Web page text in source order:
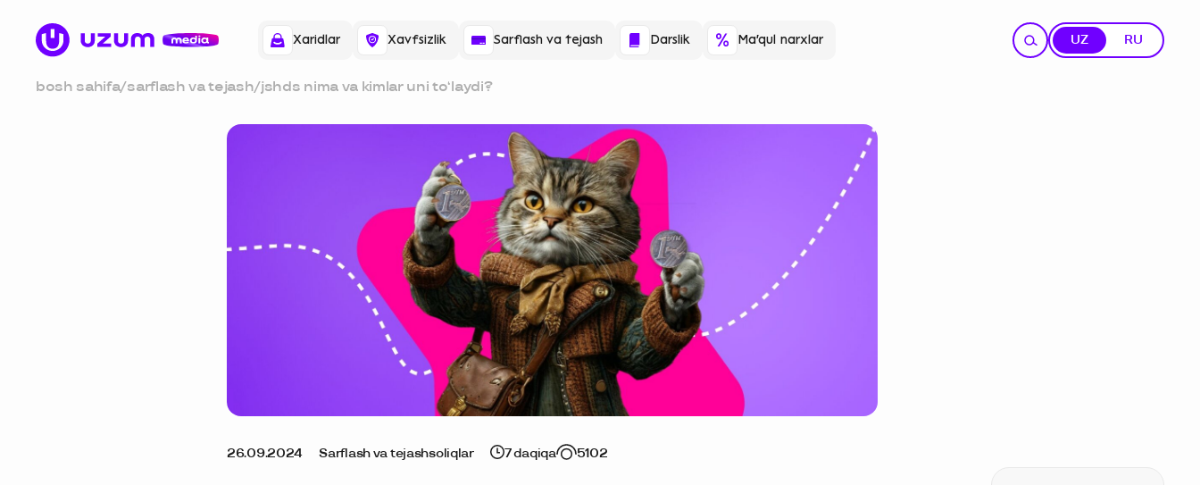
Xaridlar Xavfsizlik Sarflash va tejash Darslik Ma'qul narxlar UZ RU
bosh sahifa/sarflash va tejash/jshds nima va kimlar uni toʻlaydi?
26.09.2024 Sarflash va tejashsoliqlar 7 daqiqa 5102